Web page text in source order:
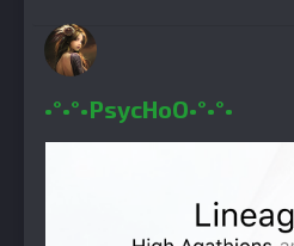
•°•°•PsycHoO•°•°•